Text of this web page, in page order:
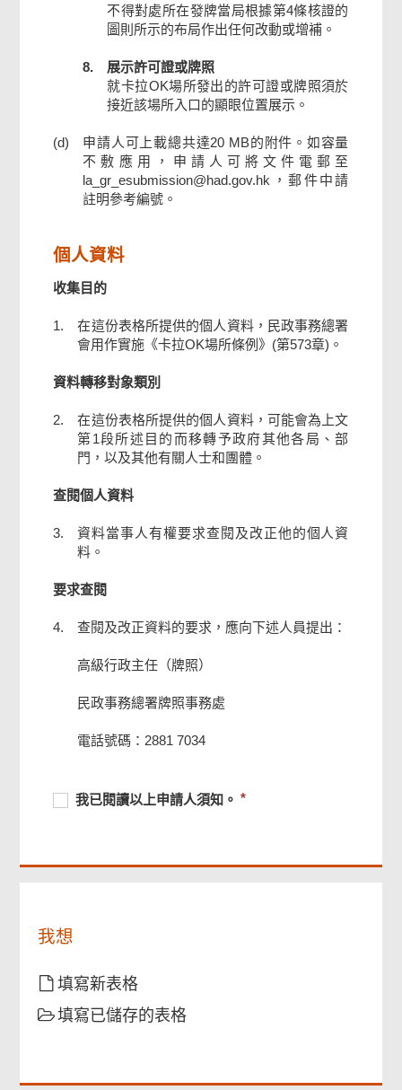
不得對處所在發牌當局根據第4條核證的
圖則所示的布局作出任何改動或增補。
8.
展示許可證或牌照
就卡拉OK場所發出的許可證或牌照須於
接近該場所入口的顯眼位置展示。
(d)
申請人可上載總共達20 MB的附件。如容量
不敷應用，申請人可將文件電郵至
la_gr_esubmission@had.gov.hk，郵件中請
註明參考編號。
個人資料
收集目的
1.
在這份表格所提供的個人資料，民政事務總署
會用作實施《卡拉OK場所條例》(第573章)。
資料轉移對象類別
2.
在這份表格所提供的個人資料，可能會為上文
第1段所述目的而移轉予政府其他各局、部
門，以及其他有關人士和團體。
查閱個人資料
3.
資料當事人有權要求查閱及改正他的個人資
料。
要求查閱
4. 查閱及改正資料的要求，應向下述人員提出：
高級行政主任（牌照）
民政事務總署牌照事務處
電話號碼：2881 7034
我
以
請
人
知。
必
我已閱讀以上申請人須知。
必
我想
填寫新表格
填寫已儲存的表格